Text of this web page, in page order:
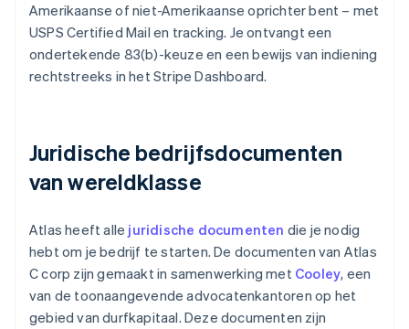
Amerikaanse of niet-Amerikaanse oprichter bent – met
USPS Certified Mail en tracking. Je ontvangt een
ondertekende 83(b)-keuze en een bewijs van indiening
rechtstreeks in het Stripe Dashboard.
Juridische bedrijfsdocumenten
van wereldklasse
Atlas heeft alle juridische documenten die je nodig
hebt om je bedrijf te starten. De documenten van Atlas
C corp zijn gemaakt in samenwerking met Cooley, een
van de toonaangevende advocatenkantoren op het
gebied van durfkapitaal. Deze documenten zijn